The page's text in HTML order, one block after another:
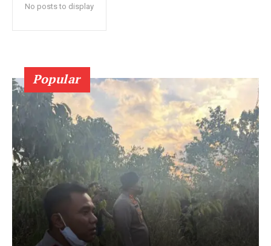
No posts to display
Popular